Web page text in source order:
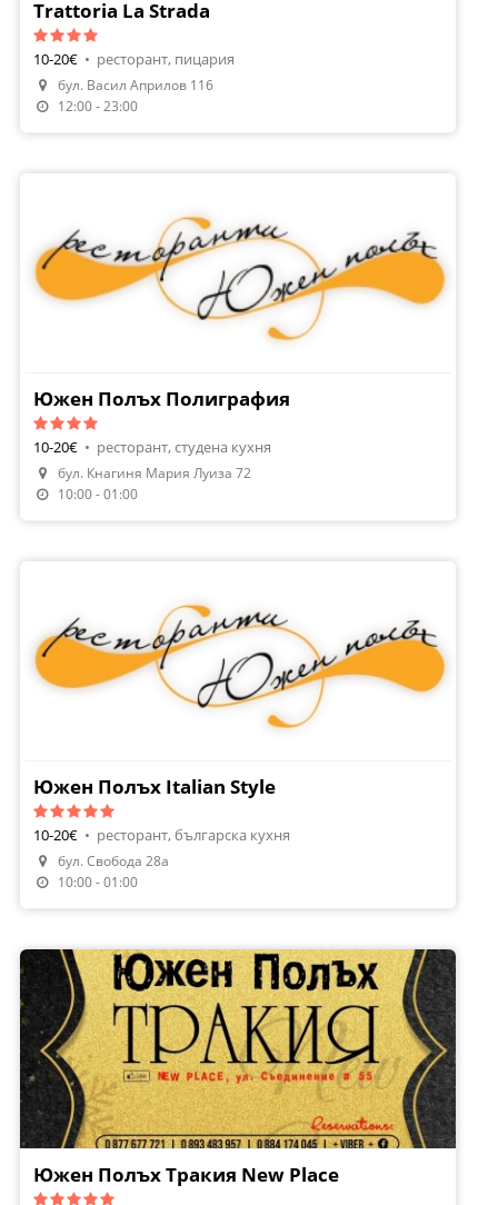
Направи Резервация
Trattoria La Strada
10-20€ • ресторант, пицария
бул. Васил Априлов 116
12:00 - 23:00
Южен Полъх Полиграфия
10-20€ • ресторант, студена кухня
бул. Кнагиня Мария Луиза 72
10:00 - 01:00
Южен Полъх Italian Style
10-20€ • ресторант, българска кухня
бул. Свобода 28а
10:00 - 01:00
Южен Полъх Тракия New Place